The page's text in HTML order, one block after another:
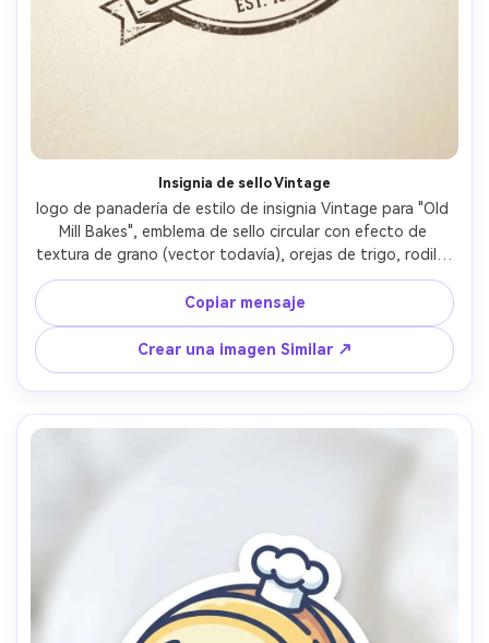
Insignia de sello Vintage
logo de panadería de estilo de insignia Vintage para "Old
Mill Bakes", emblema de sello circular con efecto de
textura de grano (vector todavía), orejas de trigo, rodillo
y bandera de cinta, aspecto de tinta angustiada,
tipografía serif de losa clásica, versión de un color sobre
fondo crema, aspecto listo para imprimir, lente de 85 mm,
profundidad de campo poco profunda, iluminación
cinematográfica suave-AR 4:5
Copiar mensaje
Crear una imagen Similar ↗